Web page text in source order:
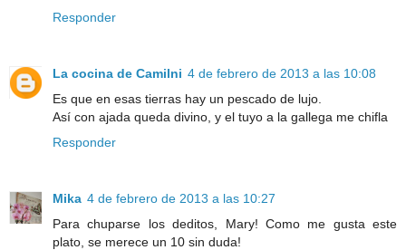
Responder
La cocina de Camilni 4 de febrero de 2013 a las 10:08
Es que en esas tierras hay un pescado de lujo.
Así con ajada queda divino, y el tuyo a la gallega me chifla
Responder
Mika 4 de febrero de 2013 a las 10:27
Para chuparse los deditos, Mary! Como me gusta este
plato, se merece un 10 sin duda!